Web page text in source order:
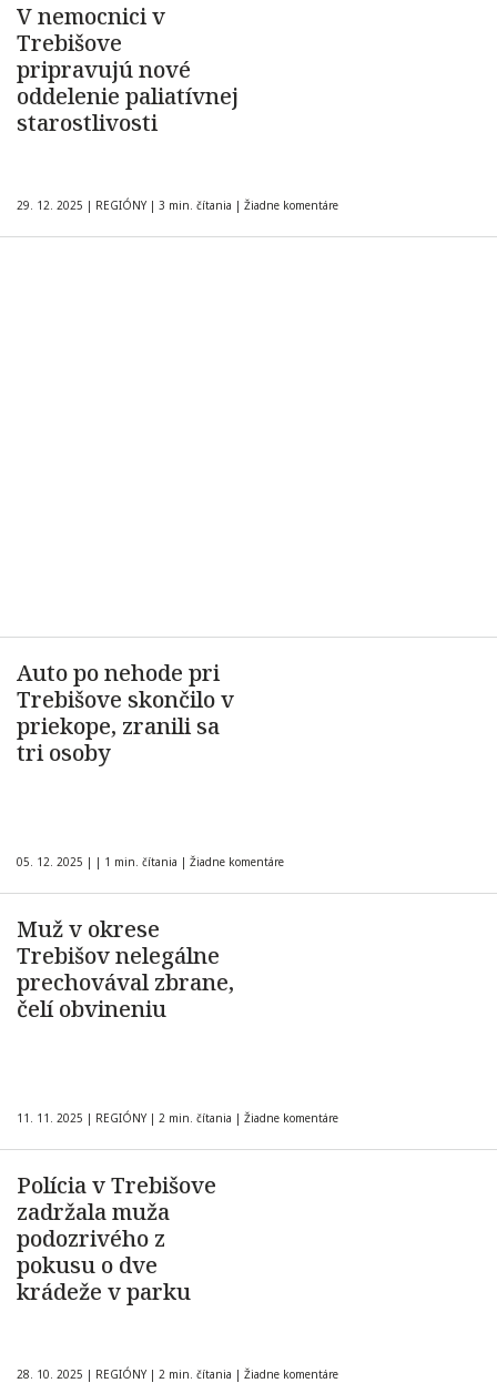
V nemocnici v
Trebišove
pripravujú nové
oddelenie paliatívnej
starostlivosti
29. 12. 2025 | REGIÓNY | 3 min. čítania | Žiadne komentáre
Auto po nehode pri
Trebišove skončilo v
priekope, zranili sa
tri osoby
05. 12. 2025 | | 1 min. čítania | Žiadne komentáre
Muž v okrese
Trebišov nelegálne
prechovával zbrane,
čelí obvineniu
11. 11. 2025 | REGIÓNY | 2 min. čítania | Žiadne komentáre
Polícia v Trebišove
zadržala muža
podozrivého z
pokusu o dve
krádeže v parku
28. 10. 2025 | REGIÓNY | 2 min. čítania | Žiadne komentáre